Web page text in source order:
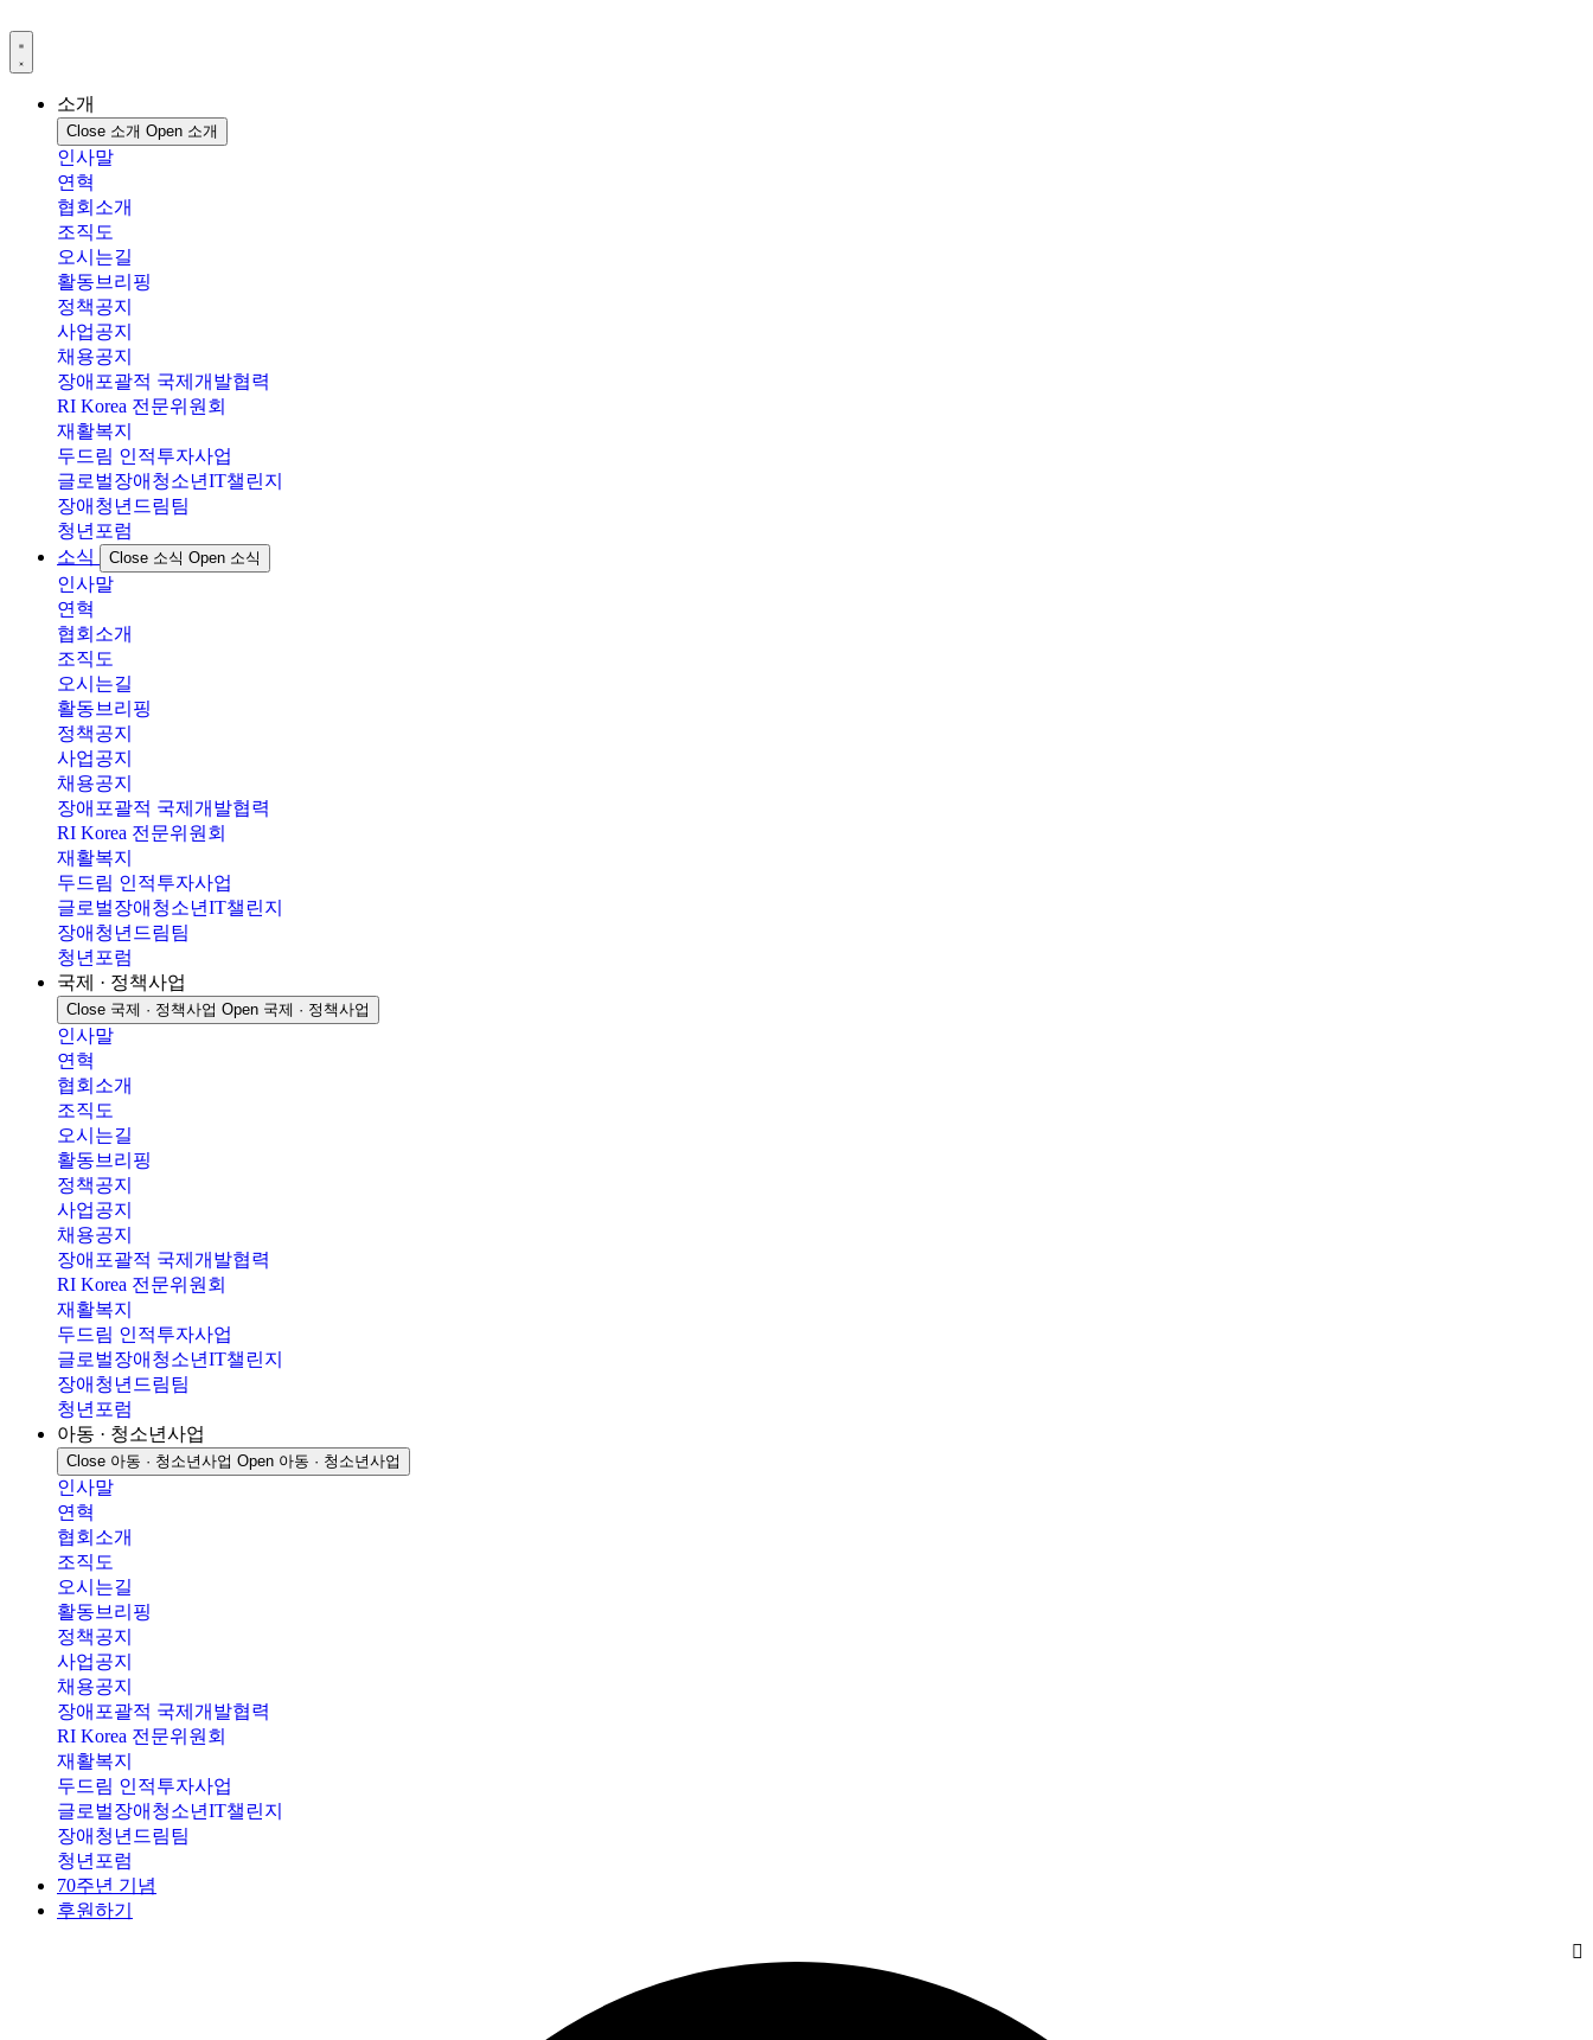
텐
츠
소개
Close 소개 Open 소개
인사말
연혁
협회소개
조직도
오시는길
활동브리핑
정책공지
사업공지
채용공지
장애포괄적 국제개발협력
RI Korea 전문위원회
재활복지
두드림 인적투자사업
글로벌장애청소년IT챌린지
장애청년드림팀
청년포럼
소식
Close 소식 Open 소식
인사말
연혁
협회소개
조직도
오시는길
활동브리핑
정책공지
사업공지
채용공지
장애포괄적 국제개발협력
RI Korea 전문위원회
재활복지
두드림 인적투자사업
글로벌장애청소년IT챌린지
장애청년드림팀
청년포럼
국제 · 정책사업
Close 국제 · 정책사업 Open 국제 · 정책사업
인사말
연혁
협회소개
조직도
오시는길
활동브리핑
정책공지
사업공지
채용공지
장애포괄적 국제개발협력
RI Korea 전문위원회
재활복지
두드림 인적투자사업
글로벌장애청소년IT챌린지
장애청년드림팀
청년포럼
아동 · 청소년사업
Close 아동 · 청소년사업 Open 아동 · 청소년사업
인사말
연혁
협회소개
조직도
오시는길
활동브리핑
정책공지
사업공지
채용공지
장애포괄적 국제개발협력
RI Korea 전문위원회
재활복지
두드림 인적투자사업
글로벌장애청소년IT챌린지
장애청년드림팀
청년포럼
70주년 기념
후원하기